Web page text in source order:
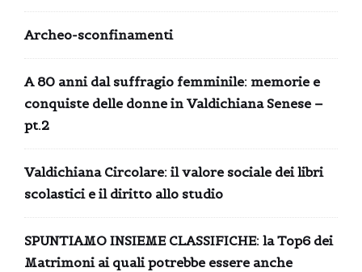
Archeo-sconfinamenti
A 80 anni dal suffragio femminile: memorie e
conquiste delle donne in Valdichiana Senese –
pt.2
Valdichiana Circolare: il valore sociale dei libri
scolastici e il diritto allo studio
SPUNTIAMO INSIEME CLASSIFICHE: la Top6 dei
Matrimoni ai quali potrebbe essere anche